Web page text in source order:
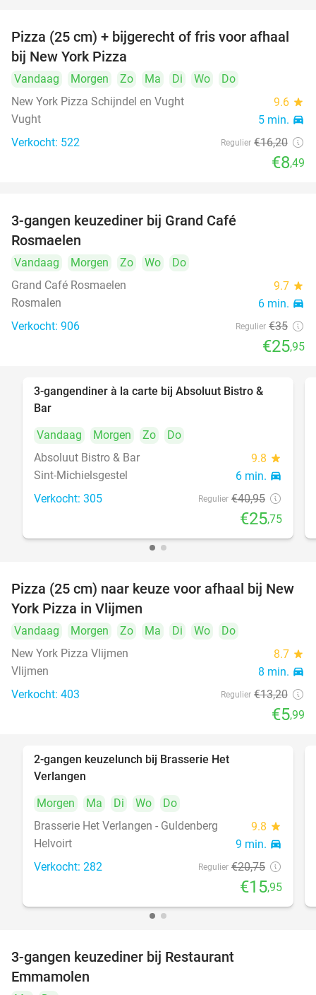
48%
Pizza (25 cm) + bijgerecht of fris voor afhaal
bij New York Pizza
Vandaag Morgen Zo Ma Di Wo
Do
New York Pizza Schijndel en Vught
9.6 star
Vught 5 min. directions_car
Verkocht: 522 Regulier €16,20
€8,49
3-gangen keuzediner bij Grand Café
Rosmaelen
Vandaag Morgen Zo Wo
Do
Grand Café Rosmaelen
9.7 star
Rosmalen 6 min. directions_car
Verkocht: 906 Regulier €35
€25,95
37%
3-gangendiner à la carte bij Absoluut Bistro &
Bar
Vandaag
Morgen Zo
Do
Absoluut Bistro & Bar
9.8 star
Sint-Michielsgestel 6 min. directions_car
Verkocht: 305 Regulier €40,95
€25,75
55%
Pizza (25 cm) naar keuze voor afhaal bij New
York Pizza in Vlijmen
Vandaag Morgen Zo Ma Di Wo
Do
New York Pizza Vlijmen
8.7 star
Vlijmen 8 min. directions_car
Verkocht: 403 Regulier €13,20
€5,99
2-gangen keuzelunch bij Brasserie Het
Verlangen
Morgen
Ma Di Wo
Do
Brasserie Het Verlangen - Guldenberg
9.8 star
Helvoirt 9 min. directions_car
Verkocht: 282 Regulier €20,75
€15,95
3-gangen keuzediner bij Restaurant
Emmamolen